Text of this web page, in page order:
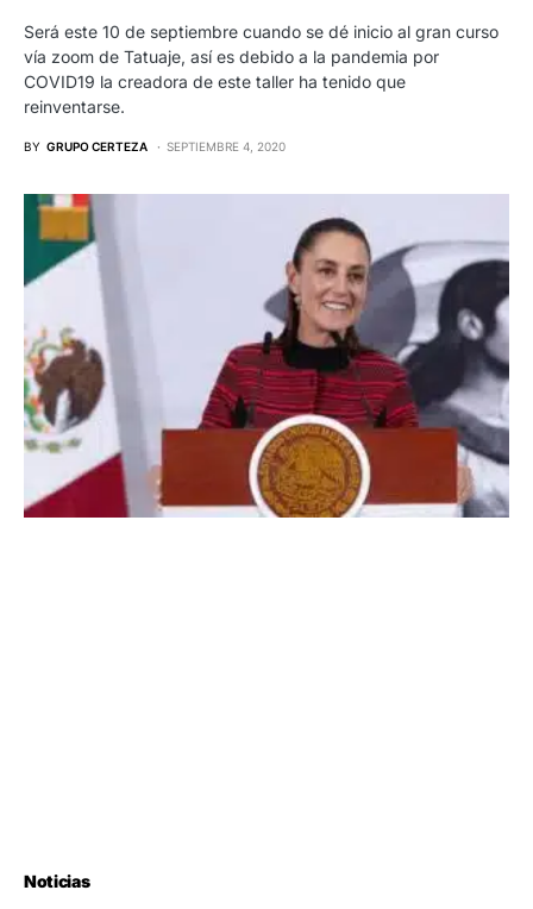
Será este 10 de septiembre cuando se dé inicio al gran curso
vía zoom de Tatuaje, así es debido a la pandemia por
COVID19 la creadora de este taller ha tenido que
reinventarse.
BY GRUPO CERTEZA SEPTIEMBRE 4, 2020
Noticias